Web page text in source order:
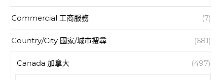
Commercial 工商服務 (7)
Country/City 國家/城市搜尋 (681)
Canada 加拿大 (497)